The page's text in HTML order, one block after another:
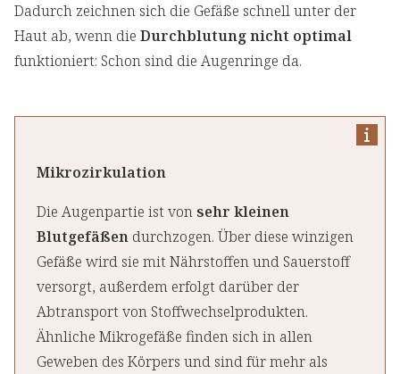
Dadurch zeichnen sich die Gefäße schnell unter der
Haut ab, wenn die Durchblutung nicht optimal
funktioniert: Schon sind die Augenringe da.
Mikrozirkulation
Die Augenpartie ist vonsehr kleinen
Blutgefäßen durchzogen. Über diese winzigen
Gefäße wird sie mit Nährstoffen und Sauerstoff
versorgt, außerdem erfolgt darüber der
Abtransport von Stoffwechselprodukten.
Ähnliche Mikrogefäße finden sich in allen
Geweben des Körpers und sind für mehr als